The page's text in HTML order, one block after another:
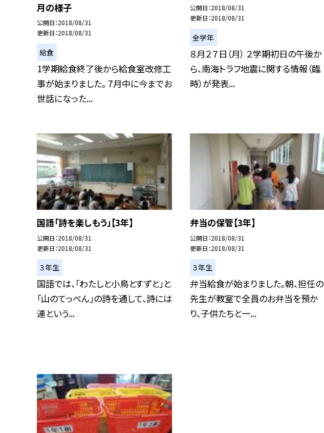
月の様子
公開日 2018/08/31
更新日 2018/08/31
給食
1学期給食終了後から給食室改修工
事が始まりました。 7月中に今までお
世話になった...
公開日 2018/08/31
更新日 2018/08/31
全学年
８月２７日（月） ２学期初日の午後か
ら、南海トラフ地震に関する情報（臨
時）が発表...
国語「詩を楽しもう」【3年】
公開日 2018/08/31
更新日 2018/08/31
３年生
国語では、「わたしと小鳥とすずと」と
「山のてっぺん」の詩を通して、詩には
連という...
弁当の保管【3年】
公開日 2018/08/31
更新日 2018/08/31
３年生
弁当給食が始まりました。朝、担任の
先生が教室で全員のお弁当を預か
り、子供たちと一...